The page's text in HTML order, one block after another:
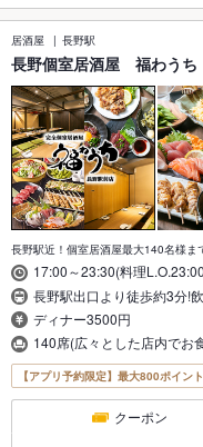
居酒屋 長野駅
長野個室居酒屋 福わう
長野駅近！個室居酒屋最大140名様ま
17:00～23:30(料理
長野駅出口より徒歩約3分!
ディナー3500円
140席(広々とした店内でお
【アプリ予約限定】最大800ポイン
クーポン